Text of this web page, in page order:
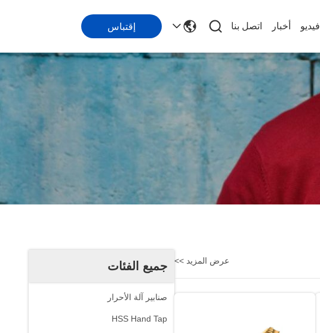
فيديو أخبار اتصل بنا إقتباس
جميع الفئات
صنابير آلة الأحرار
HSS Hand Tap
عرض المزيد >>